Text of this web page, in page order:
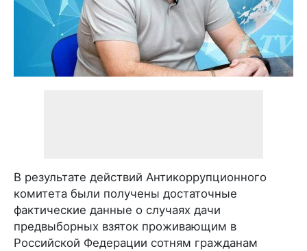
В результате действий Антикоррупционного
комитета были получены достаточные
фактические данные о случаях дачи
предвыборных взяток проживающим в
Российской Федерации сотням гражданам